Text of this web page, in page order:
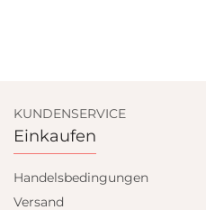
KUNDENSERVICE
Einkaufen
Handelsbedingungen
Versand